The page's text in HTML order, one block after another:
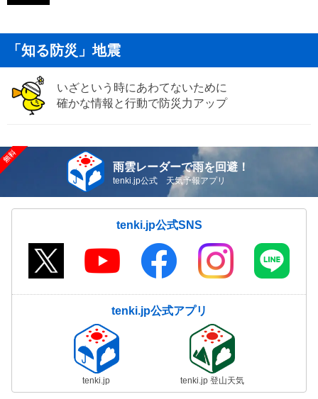
「知る防災」地震
いざという時にあわてないために
確かな情報と行動で防災力アップ
雨雲レーダーで雨を回避！
tenki.jp公式 天気予報アプリ
tenki.jp公式SNS
tenki.jp公式アプリ
tenki.jp tenki.jp 登山天気